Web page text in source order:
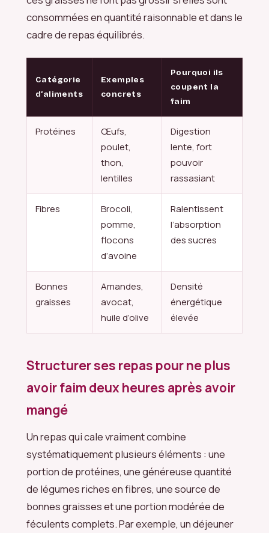
consommées en quantité raisonnable et dans le
cadre de repas équilibrés.
Catégorie
d’aliments
Exemples
concrets
Pourquoi ils
coupent la
faim
Protéines
Œufs,
poulet,
thon,
lentilles
Digestion
lente, fort
pouvoir
rassasiant
Fibres
Brocoli,
pomme,
flocons
d’avoine
Ralentissent
l’absorption
des sucres
Bonnes
graisses
Amandes,
avocat,
huile d’olive
Densité
énergétique
élevée
Structurer ses repas pour ne plus
avoir faim deux heures après avoir
mangé
Un repas qui cale vraiment combine
systématiquement plusieurs éléments : une
portion de protéines, une généreuse quantité
de légumes riches en fibres, une source de
bonnes graisses et une portion modérée de
féculents complets. Par exemple, un déjeuner